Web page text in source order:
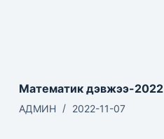
Математик дэвжээ-2022
АДМИН 2022-11-07